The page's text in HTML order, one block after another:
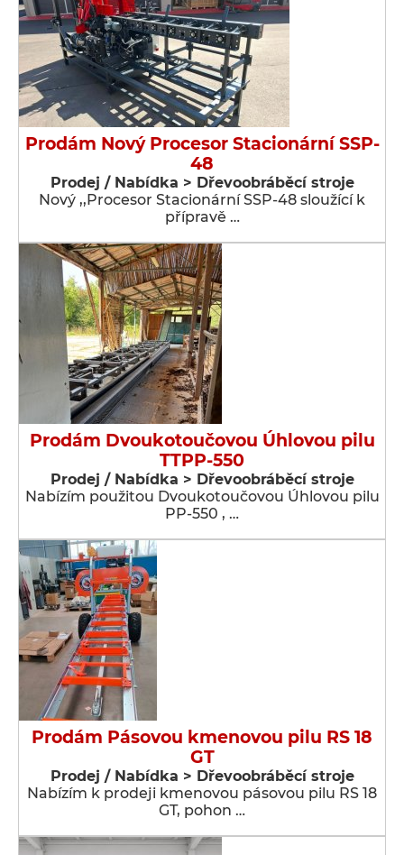
Prodám Nový Procesor Stacionární SSP-
48
Prodej / Nabídka > Dřevoobráběcí stroje
Nový ,,Procesor Stacionární SSP-48 sloužící k
přípravě …
Prodám Dvoukotoučovou Úhlovou pilu
TTPP-550
Prodej / Nabídka > Dřevoobráběcí stroje
Nabízím použitou Dvoukotoučovou Úhlovou pilu
PP-550 , …
Prodám Pásovou kmenovou pilu RS 18
GT
Prodej / Nabídka > Dřevoobráběcí stroje
Nabízím k prodeji kmenovou pásovou pilu RS 18
GT, pohon …